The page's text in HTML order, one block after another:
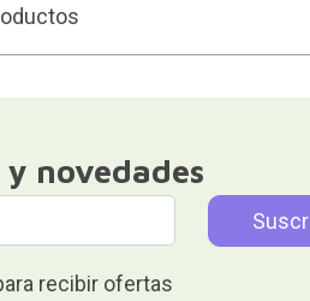
novedades
recibir ofertas